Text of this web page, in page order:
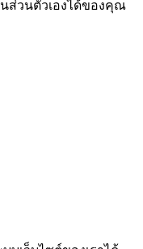
ส่วนตัวเองได้ของคุณ